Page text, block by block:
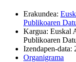
Erakundea:
Publikoaren
Kargua: Euskal
Publikoaren
Izendapen-data:
Organigrama